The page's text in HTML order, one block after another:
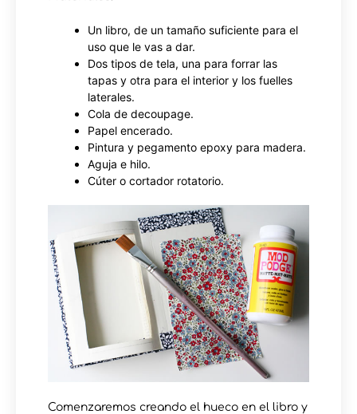
Un libro, de un tamaño suficiente para el
uso que le vas a dar.
Dos tipos de tela, una para forrar las
tapas y otra para el interior y los fuelles
laterales.
Cola de decoupage.
Papel encerado.
Pintura y pegamento epoxy para madera.
Aguja e hilo.
Cúter o cortador rotatorio.
Comenzaremos creando el hueco en el libro y